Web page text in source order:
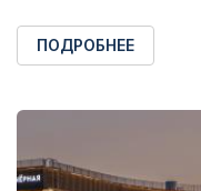
ПОДРОБНЕЕ